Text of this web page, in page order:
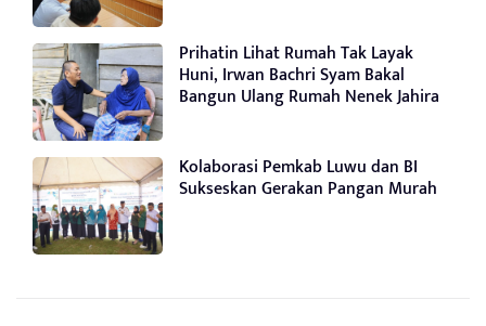
Prihatin Lihat Rumah Tak Layak
Huni, Irwan Bachri Syam Bakal
Bangun Ulang Rumah Nenek Jahira
Kolaborasi Pemkab Luwu dan BI
Sukseskan Gerakan Pangan Murah